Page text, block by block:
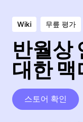
Wiki 무릎 평가
반월상
대한
스토어 확인